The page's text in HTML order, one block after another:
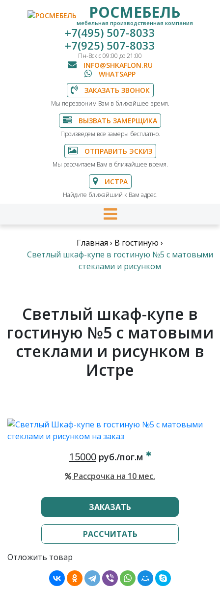
РОСМЕБЕЛЬ
мебельная производственная компания
+7(495) 507-8033
+7(925) 507-8033
Пн-Вск с 09:00 до 21:00
INFO@SHKAFLON.RU
WHATSAPP
ЗАКАЗАТЬ ЗВОНОК
Мы перезвоним Вам в ближайшее время.
ВЫЗВАТЬ ЗАМЕРЩИКА
Произведем все замеры бесплатно.
ОТПРАВИТЬ ЭСКИЗ
Мы рассчитаем Вам в ближайшее время.
ИСТРА
Найдите ближайший к Вам адрес.
Главная › В гостиную ›
Светлый шкаф-купе в гостиную №5 с матовыми
стеклами и рисунком
Светлый шкаф-купе в
гостиную №5 с матовыми
стеклами и рисунком в
Истре
15000руб./пог.м
Рассрочка на 10 мес.
ЗАКАЗАТЬ
РАССЧИТАТЬ
Отложить товар